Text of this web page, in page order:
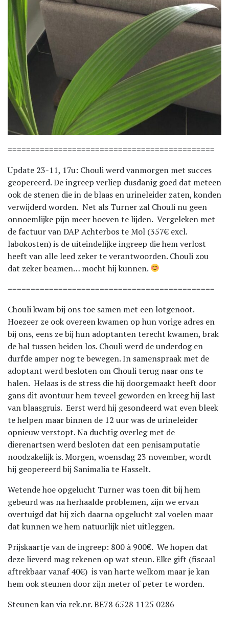
=============================================
Update 23-11, 17u: Chouli werd vanmorgen met succes
geopereerd. De ingreep verliep dusdanig goed dat meteen
ook de stenen die in de blaas en urineleider zaten, konden
verwijderd worden. Net als Turner zal Chouli nu geen
onnoemlijke pijn meer hoeven te lijden. Vergeleken met
de factuur van DAP Achterbos te Mol (357€ excl.
labokosten) is de uiteindelijke ingreep die hem verlost
heeft van alle leed zeker te verantwoorden. Chouli zou
dat zeker beamen… mocht hij kunnen.
=============================================
Chouli kwam bij ons toe samen met een lotgenoot.
Hoezeer ze ook overeen kwamen op hun vorige adres en
bij ons, eens ze bij hun adoptanten terecht kwamen, brak
de hal tussen beiden los. Chouli werd de underdog en
durfde amper nog te bewegen. In samenspraak met de
adoptant werd besloten om Chouli terug naar ons te
halen. Helaas is de stress die hij doorgemaakt heeft door
gans dit avontuur hem teveel geworden en kreeg hij last
van blaasgruis. Eerst werd hij gesondeerd wat even bleek
te helpen maar binnen de 12 uur was de urineleider
opnieuw verstopt. Na duchtig overleg met de
dierenartsen werd besloten dat een penisamputatie
noodzakelijk is. Morgen, woensdag 23 november, wordt
hij geopereerd bij Sanimalia te Hasselt.
Wetende hoe opgelucht Turner was toen dit bij hem
gebeurd was na herhaalde problemen, zijn we ervan
overtuigd dat hij zich daarna opgelucht zal voelen maar
dat kunnen we hem natuurlijk niet uitleggen.
Prijskaartje van de ingreep: 800 à 900€. We hopen dat
deze lieverd mag rekenen op wat steun. Elke gift (fiscaal
aftrekbaar vanaf 40€) is van harte welkom maar je kan
hem ook steunen door zijn meter of peter te worden.
Steunen kan via rek.nr. BE78 6528 1125 0286